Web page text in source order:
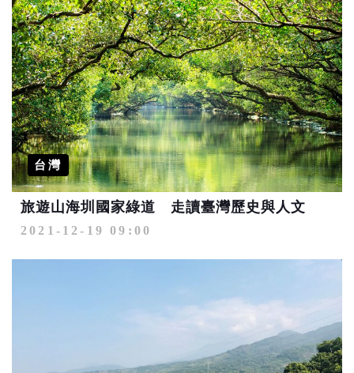
台灣
旅遊山海圳國家綠道 走讀臺灣歷史與人文
2021-12-19 09:00